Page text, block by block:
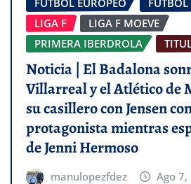
FÚTBOL EUROPEO
LIGA F
LIGA F MOEVE
PRIMERA IBERDROLA
Noticia | El Badalona
Villarreal y el Atlético de
su casillero con Jensen
protagonista mientras
de Jenni Hermoso
manulopezfdez Ago 7,